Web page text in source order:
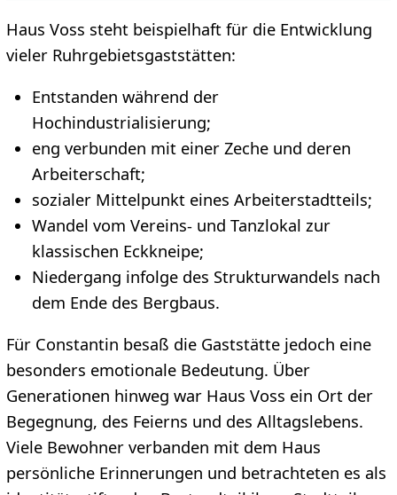
Haus Voss steht beispielhaft für die Entwicklung
vieler Ruhrgebietsgaststätten:
Entstanden während der
Hochindustrialisierung;
eng verbunden mit einer Zeche und deren
Arbeiterschaft;
sozialer Mittelpunkt eines Arbeiterstadtteils;
Wandel vom Vereins- und Tanzlokal zur
klassischen Eckkneipe;
Niedergang infolge des Strukturwandels nach
dem Ende des Bergbaus.
Für Constantin besaß die Gaststätte jedoch eine
besonders emotionale Bedeutung. Über
Generationen hinweg war Haus Voss ein Ort der
Begegnung, des Feierns und des Alltagslebens.
Viele Bewohner verbanden mit dem Haus
persönliche Erinnerungen und betrachteten es als